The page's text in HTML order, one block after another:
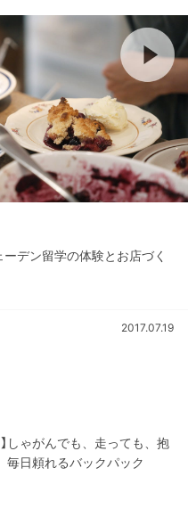
ーデン留学の体験とお店づく
2017.07.19
しゃがんでも、走っても、抱
毎日頼れるバックパック